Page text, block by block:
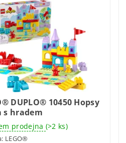
DUPLO® 10450 Hopsy
s hradem
prodejna (>2 ks)
LEGO®